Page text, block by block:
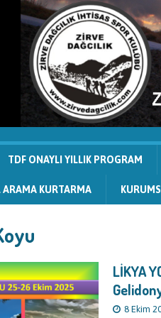
TDF ONAYLI YILLIK PROGRAM
ARAMA KURTARMA
LİKYA
8 Ekim